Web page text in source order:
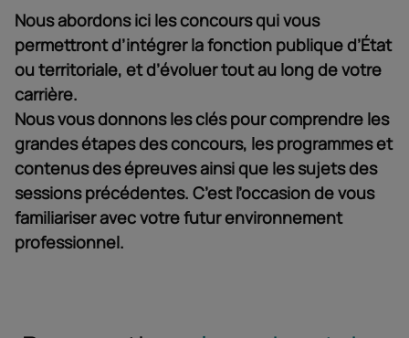
Nous abordons ici les concours qui vous
permettront d’intégrer la fonction publique d’État
ou territoriale, et d’évoluer tout au long de votre
carrière.
Nous vous donnons les clés pour comprendre les
grandes étapes des concours, les programmes et
contenus des épreuves ainsi que les sujets des
sessions précédentes. C’est l’occasion de vous
familiariser avec votre futur environnement
professionnel.